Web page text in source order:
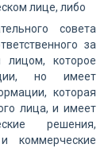
лице, либо
совета
за
лицом, которое
но имеет
которая
лица, и имеет
решения,
коммерческие